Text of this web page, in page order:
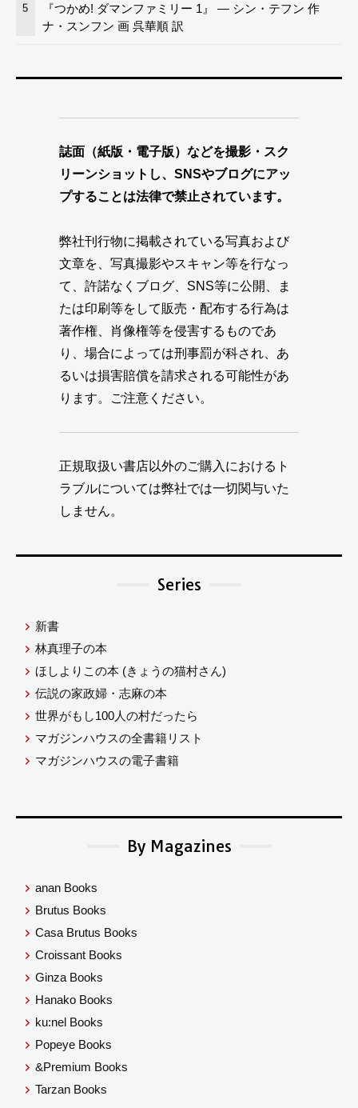
5
『つかめ! ダマンファミリー 1』 — シン・テフン 作
ナ・スンフン 画 呉華順 訳
誌面（紙版・電子版）などを撮影・スク
リーンショットし、SNSやブログにアッ
プすることは法律で禁止されています。
弊社刊行物に掲載されている写真および
文章を、写真撮影やスキャン等を行なっ
て、許諾なくブログ、SNS等に公開、ま
たは印刷等をして販売・配布する行為は
著作権、肖像権等を侵害するものであ
り、場合によっては刑事罰が科され、あ
るいは損害賠償を請求される可能性があ
ります。ご注意ください。
正規取扱い書店以外のご購入におけるト
ラブルについては弊社では一切関与いた
しません。
Series
新書
林真理子の本
ほしよりこの本 (きょうの猫村さん)
伝説の家政婦・志麻の本
世界がもし100人の村だったら
マガジンハウスの全書籍リスト
マガジンハウスの電子書籍
By Magazines
anan Books
Brutus Books
Casa Brutus Books
Croissant Books
Ginza Books
Hanako Books
ku:nel Books
Popeye Books
&Premium Books
Tarzan Books